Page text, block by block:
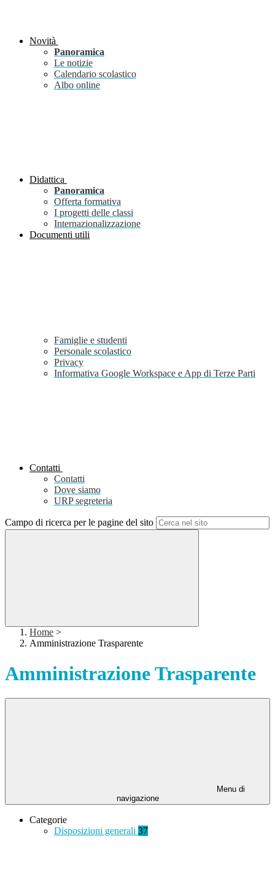
Novità
Panoramica
Le notizie
Calendario scolastico
Albo online
Didattica
Panoramica
Offerta formativa
I progetti delle classi
Internazionalizzazione
Documenti utili
Famiglie e studenti
Personale scolastico
Privacy
Informativa Google Workspace e App di Terze Parti
Contatti
Contatti
Dove siamo
URP segreteria
Campo di ricerca per le pagine del sito
Home >
Amministrazione Trasparente
Amministrazione Trasparente
Menu di
navigazione
Categorie
Disposizioni generali 37